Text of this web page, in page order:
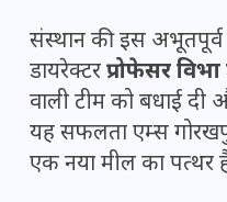
संस्थान की इस अभूतपूर्व
डायरेक्टरप्रोफेसर विभा
वाली टीम को बधाई दी
यह सफलता एम्स
एक नया मील का पत्थर